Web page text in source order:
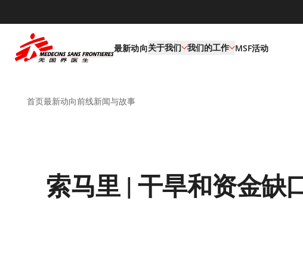
最新动向关于我们 我们的工作 MSF活动
首页最新动向前线新闻与故事
索马里 | 干旱和资金缺